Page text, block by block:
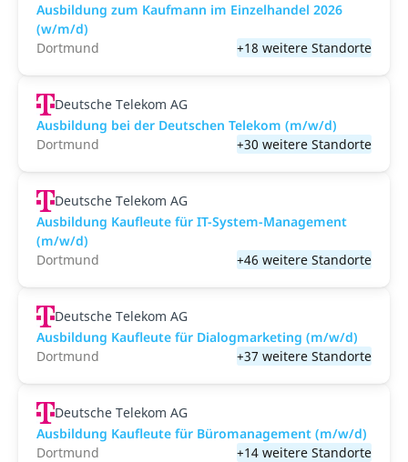
Ausbildung zum Kaufmann im Einzelhandel 2026
(w/m/d)
Dortmund
+18 weitere Standorte
Deutsche Telekom AG
Ausbildung bei der Deutschen Telekom (m/w/d)
Dortmund
+30 weitere Standorte
Deutsche Telekom AG
Ausbildung Kaufleute für IT-System-Management
(m/w/d)
Dortmund
+46 weitere Standorte
Deutsche Telekom AG
Ausbildung Kaufleute für Dialogmarketing (m/w/d)
Dortmund
+37 weitere Standorte
Deutsche Telekom AG
Ausbildung Kaufleute für Büromanagement (m/w/d)
Dortmund
+14 weitere Standorte